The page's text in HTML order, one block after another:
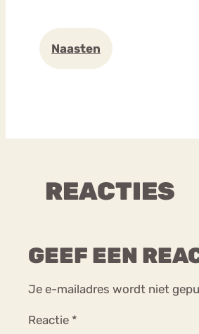
Naasten
REACTIES
GEEF EEN
Je e-mailadres wordt niet
Reactie *